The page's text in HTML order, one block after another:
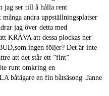
jag ser till å hålla rent
andra uppställningsplatser
jag över detta med
KRÄVA att dessa plockas ner
ingen följer? Det är inte
att det står ett ”fint”
runt omkring en
båtägare en fin båtsäsong .Janne